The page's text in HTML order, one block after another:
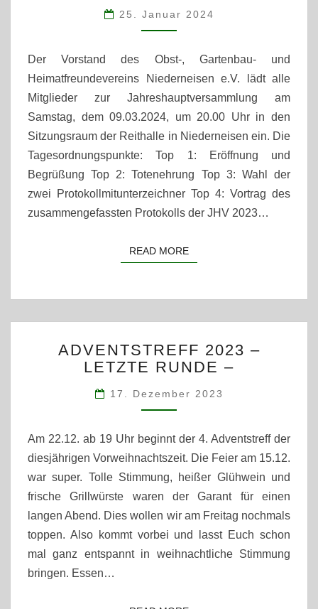
25. Januar 2024
Der Vorstand des Obst-, Gartenbau- und
Heimatfreundevereins Niederneisen e.V. lädt alle
Mitglieder zur Jahreshauptversammlung am
Samstag, dem 09.03.2024, um 20.00 Uhr in den
Sitzungsraum der Reithalle in Niederneisen ein. Die
Tagesordnungspunkte: Top 1: Eröffnung und
Begrüßung Top 2: Totenehrung Top 3: Wahl der
zwei Protokollmitunterzeichner Top 4: Vortrag des
zusammengefassten Protokolls der JHV 2023…
READ MOREREAD MORE
2023
–
RUNDE
–
ADVENTSTREFF 2023 –
LETZTE RUNDE –
17. Dezember 2023
Am 22.12. ab 19 Uhr beginnt der 4. Adventstreff der
diesjährigen Vorweihnachtszeit. Die Feier am 15.12.
war super. Tolle Stimmung, heißer Glühwein und
frische Grillwürste waren der Garant für einen
langen Abend. Dies wollen wir am Freitag nochmals
toppen. Also kommt vorbei und lasst Euch schon
mal ganz entspannt in weihnachtliche Stimmung
bringen. Essen…